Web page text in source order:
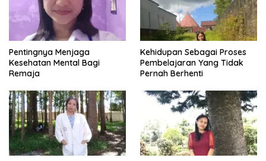
Pentingnya Menjaga
Kesehatan Mental Bagi
Remaja
Kehidupan Sebagai Proses
Pembelajaran Yang Tidak
Pernah Berhenti